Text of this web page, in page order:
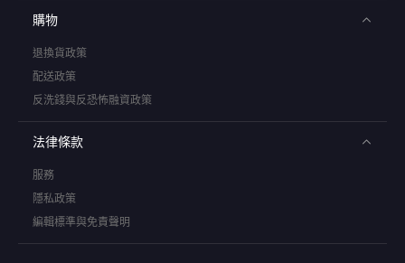
購物
退換貨政策
配送政策
反洗錢與反恐怖融資政策
法律條款
服務
隱私政策
編輯標準與免責聲明